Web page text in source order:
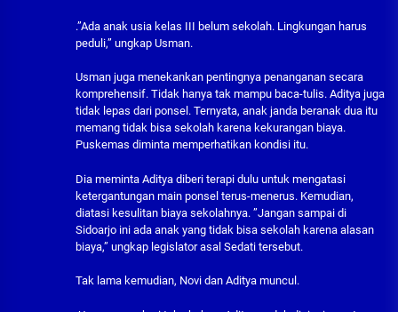
.”Ada anak usia kelas III belum sekolah. Lingkungan harus
peduli,” ungkap Usman.
Usman juga menekankan pentingnya penanganan secara
komprehensif. Tidak hanya tak mampu baca-tulis. Aditya juga
tidak lepas dari ponsel. Ternyata, anak janda beranak dua itu
memang tidak bisa sekolah karena kekurangan biaya.
Puskemas diminta memperhatikan kondisi itu.
Dia meminta Aditya diberi terapi dulu untuk mengatasi
ketergantungan main ponsel terus-menerus. Kemudian,
diatasi kesulitan biaya sekolahnya. ”Jangan sampai di
Sidoarjo ini ada anak yang tidak bisa sekolah karena alasan
biaya,” ungkap legislator asal Sedati tersebut.
Tak lama kemudian, Novi dan Aditya muncul.